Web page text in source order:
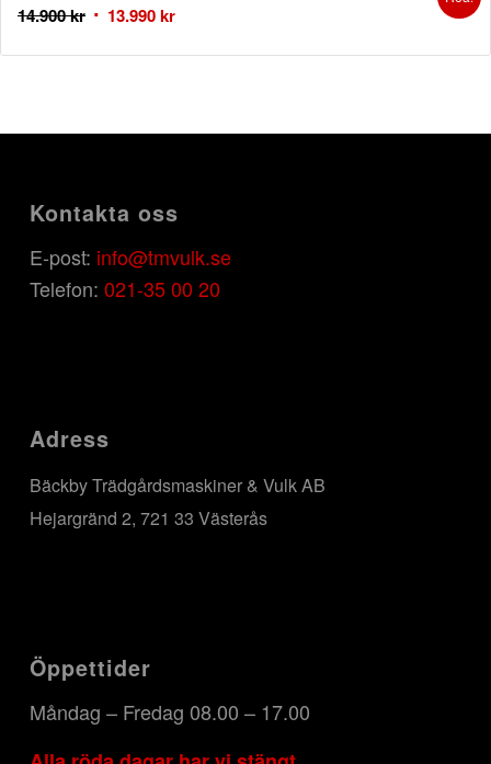
14.900kr 13.990kr
Kontakta oss
E-post: info@tmvulk.se
Telefon: 021-35 00 20
Adress
Bäckby Trädgårdsmaskiner & Vulk AB
Hejargränd 2, 721 33 Västerås
Öppettider
Måndag – Fredag 08.00 – 17.00